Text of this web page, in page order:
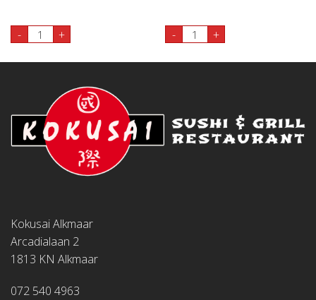
- 44. Kokusai Maki 4st aantal
+ - 33. Chicken Roll 4st aantal
+
Kokusai Alkmaar
Arcadialaan 2
1813 KN Alkmaar
072 540 4963